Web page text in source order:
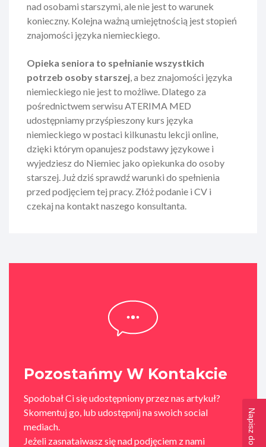
nad osobami starszymi, ale nie jest to warunek
konieczny. Kolejna ważną umiejętnością jest stopień
znajomości języka niemieckiego.
Opieka seniora to spełnianie wszystkich
potrzeb osoby starszej, a bez znajomości języka
niemieckiego nie jest to możliwe. Dlatego za
pośrednictwem serwisu ATERIMA MED
udostępniamy przyśpieszony kurs języka
niemieckiego w postaci kilkunastu lekcji online,
dzięki którym opanujesz podstawy językowe i
wyjedziesz do Niemiec jako opiekunka do osoby
starszej. Już dziś sprawdź warunki do spełnienia
przed podjęciem tej pracy. Złóż podanie i CV i
czekaj na kontakt naszego konsultanta.
Pozostańmy W Kontakcie
Spodobał Ci się udostępniony przez nas artykuł?
Skomentuj go, lub udostępnij na swoich social
mediach.
Jeżeli zasnataiwasz się nad podjęciem z nami